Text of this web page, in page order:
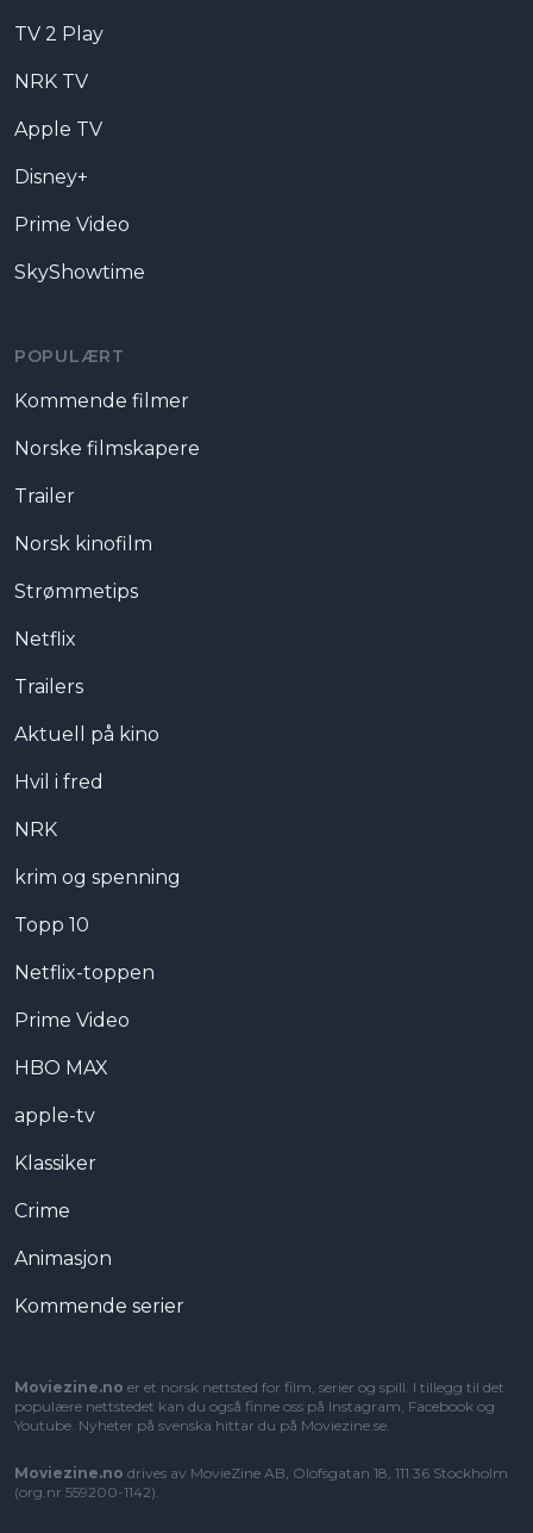
TV 2 Play
NRK TV
Apple TV
Disney+
Prime Video
SkyShowtime
POPULÆRT
Kommende filmer
Norske filmskapere
Trailer
Norsk kinofilm
Strømmetips
Netflix
Trailers
Aktuell på kino
Hvil i fred
NRK
krim og spenning
Topp 10
Netflix-toppen
Prime Video
HBO MAX
apple-tv
Klassiker
Crime
Animasjon
Kommende serier
Moviezine.no er et norsk nettsted for film, serier og spill. I tillegg til det
populære nettstedet kan du også finne oss på Instagram, Facebook og
Youtube. Nyheter på svenska hittar du på Moviezine.se.
Moviezine.no drives av MovieZine AB, Olofsgatan 18, 111 36 Stockholm
(org.nr 559200-1142).